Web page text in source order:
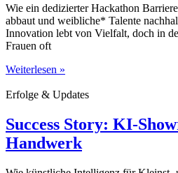
Wie ein dedizierter Hackathon
abbaut und weibliche* Talente
Innovation lebt von Vielfalt, doch in
Frauen oft
Weiterlesen »
Erfolge & Updates
Success Story: KI-
Handwerk